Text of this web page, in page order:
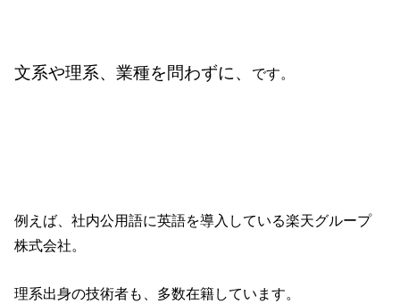
文系や理系、業種を問わずに、 です。
例えば、社内公用語に英語を導入している楽天グループ
株式会社。
理系出身の技術者も、多数在籍しています。